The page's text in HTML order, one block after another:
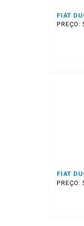
FIAT
PREÇO:
FIAT
PREÇO: